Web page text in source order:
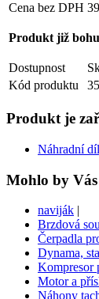
Cena bez DPH
Produkt již
Dostupnost
Kód produktu
Produkt je
Náhradní
Mohlo by
naviják |
Brzdová
Čerpadla
Dynama,
Kompresor
Motor a
Náhony